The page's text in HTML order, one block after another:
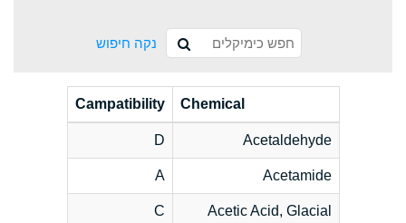
נקה חיפוש
Chemical
Campatibility
Acetaldehyde
D
Acetamide
A
Acetic Acid, Glacial
C